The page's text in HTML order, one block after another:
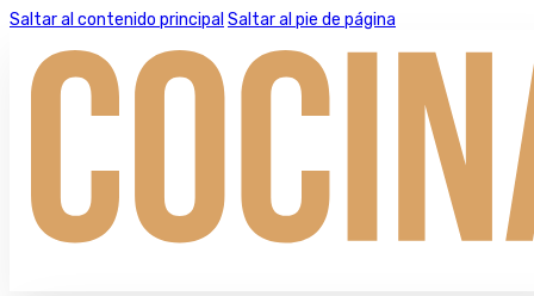
Saltar al contenido principal Saltar al pie de página